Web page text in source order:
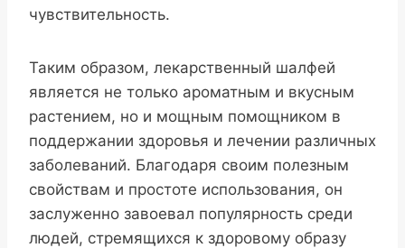
чувствительность.
Таким образом, лекарственный шалфей
является не только ароматным и вкусным
растением, но и мощным помощником в
поддержании здоровья и лечении различных
заболеваний. Благодаря своим полезным
свойствам и простоте использования, он
заслуженно завоевал популярность среди
людей, стремящихся к здоровому образу